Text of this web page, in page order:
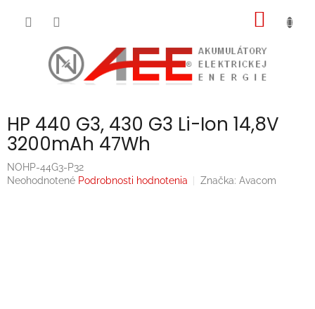
HP 440 G3, 430 G3 Li-Ion 14,8V
3200mAh 47Wh
NOHP-44G3-P32
Priemerné
Neohodnotené Podrobnosti hodnotenia Značka: Avacom